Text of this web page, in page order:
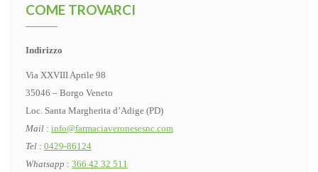
COME TROVARCI
Indirizzo
Via XXVIII Aprile 98
35046 – Borgo Veneto
Loc. Santa Margherita d’Adige (PD)
Mail : info@farmaciaveronesesnc.com
Tel : 0429-86124
Whatsapp : 366 42 32 511